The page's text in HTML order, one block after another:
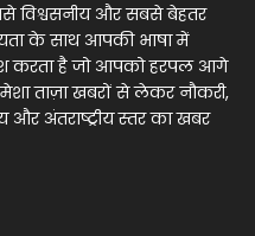
विश्वसनीय और सबसे बेहतर
के साथ आपकी भाषा में
करता है जो आपको हरपल आगे
ताज़ा खबरों से लेकर नौकरी,
और अंतराष्ट्रीय स्तर का खबर